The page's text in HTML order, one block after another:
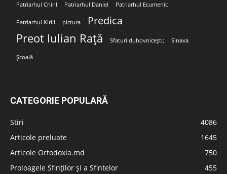
Patriarhul Chiril Patriarhul Daniel Patriarhul Ecumenic
Patriarhul Kirill pictura Predica
Preot Iulian Rață Sfaturi duhovnicești; Sinaxa
Școală
CATEGORIE POPULARĂ
Stiri
4086
Articole preluate
1645
Articole Ortodoxia.md
750
Proloagele Sfinților și a Sfintelor
455